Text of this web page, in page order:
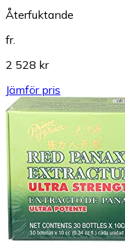
Återfuktande
fr.
2 528 kr
Jämför pris